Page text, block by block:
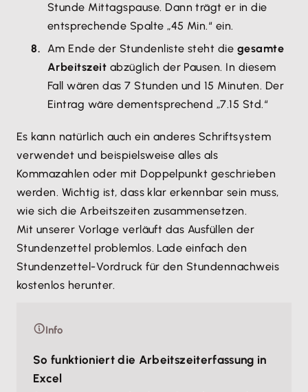
Stunde Mittagspause. Dann trägt er in die
entsprechende Spalte „45 Min.“ ein.
Am Ende der Stundenliste steht die gesamte
Arbeitszeit abzüglich der Pausen. In diesem
Fall wären das 7 Stunden und 15 Minuten. Der
Eintrag wäre dementsprechend „7.15 Std.“
Es kann natürlich auch ein anderes Schriftsystem
verwendet und beispielsweise alles als
Kommazahlen oder mit Doppelpunkt geschrieben
werden. Wichtig ist, dass klar erkennbar sein muss,
wie sich die Arbeitszeiten zusammensetzen.
Mit unserer Vorlage verläuft das Ausfüllen der
Stundenzettel problemlos. Lade einfach den
Stundenzettel-Vordruck für den Stundennachweis
kostenlos herunter.
Info
So funktioniert die Arbeitszeiterfassung in
Excel